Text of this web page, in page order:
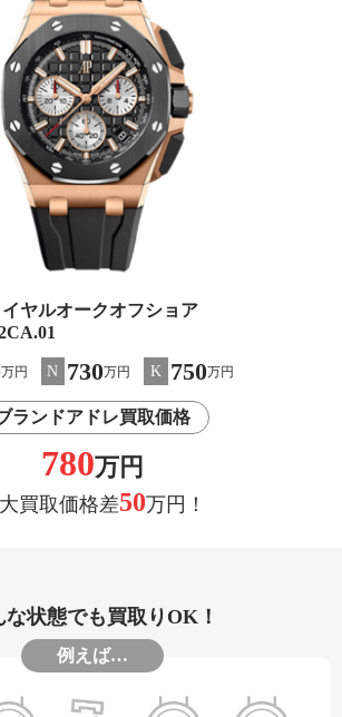
ヤルオークオフショア
万円 N 730万円 K 750万円
ランドアドレ買取価格
780万円
買取価格差50万円！
な状態でも買取りOK！
例えば…